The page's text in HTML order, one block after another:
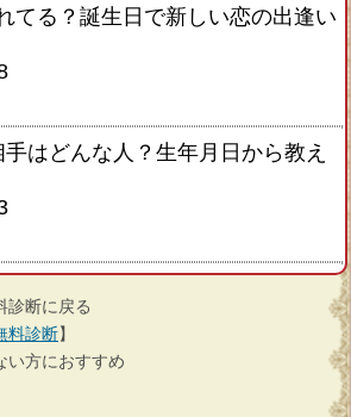
てる？誕生日で新しい恋の出逢い
はどんな人？生年月日から教え
診断に戻る
料診断】
い方におすすめ